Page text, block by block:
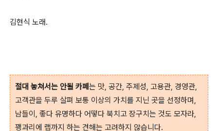
김현식 노래.
절대 놓쳐서는 안될 카페 는 맛, 공간, 주제성, 고용관, 경영관,
고객관을 두루 살펴 보통 이상의 가치를 지닌 곳을 선정하며,
남들이, 좋다 유명하다 어떻다 북치고 장구치는 것도 모자라,
꽹과리에 랩까지 하는 견해는 고려하지 않습니다.